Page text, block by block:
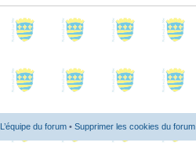
L’équipe du forum • Supprimer les cookies du forum